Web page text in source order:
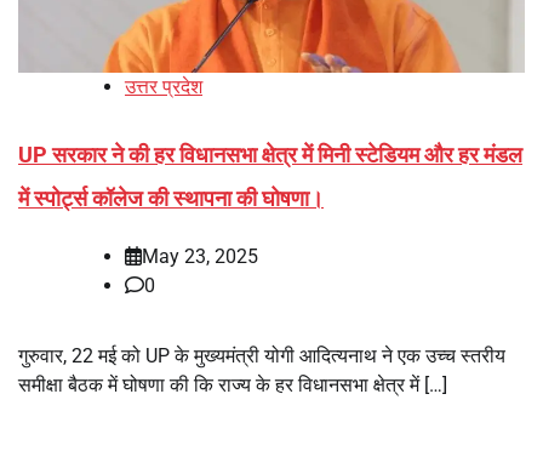
उत्तर प्रदेश
UP सरकार ने की हर विधानसभा क्षेत्र में मिनी स्टेडियम और हर मंडल
में स्पोर्ट्स कॉलेज की स्थापना की घोषणा।
May 23, 2025
0
गुरुवार, 22 मई को UP के मुख्यमंत्री योगी आदित्यनाथ ने एक उच्च स्तरीय
समीक्षा बैठक में घोषणा की कि राज्य के हर विधानसभा क्षेत्र में […]